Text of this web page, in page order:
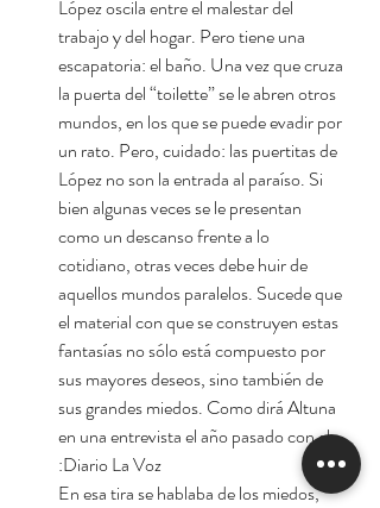
López oscila entre el malestar del
trabajo y del hogar. Pero tiene una
escapatoria: el baño. Una vez que cruza
la puerta del “toilette” se le abren otros
mundos, en los que se puede evadir por
un rato. Pero, cuidado: las puertitas de
López no son la entrada al paraíso. Si
bien algunas veces se le presentan
como un descanso frente a lo
cotidiano, otras veces debe huir de
aquellos mundos paralelos. Sucede que
el material con que se construyen estas
fantasías no sólo está compuesto por
sus mayores deseos, sino también de
sus grandes miedos. Como dirá Altuna
en una entrevista el año pasado con el
Diario La Voz:
En esa tira se hablaba de los miedos,